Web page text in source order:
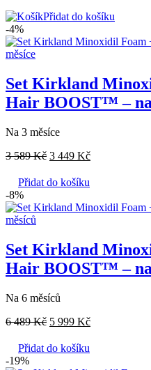
Přidat do košíku
-4%
Set Kirkland
Hair BOOST™ – na
Na 3 měsíce
3 589Kč 3 449 Kč
Přidat do košíku
-8%
Set Kirkland
Hair BOOST™ – na
Na 6 měsíců
6 489Kč 5 999 Kč
Přidat do košíku
-19%